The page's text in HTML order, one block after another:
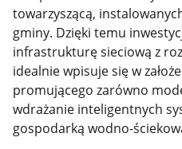
towarzyszącą,
gminy. Dzięki temu
infrastrukturę sieciową z
idealnie wpisuje się w
promującego zarówno
wdrażanie inteligentnych
gospodarką wodno-